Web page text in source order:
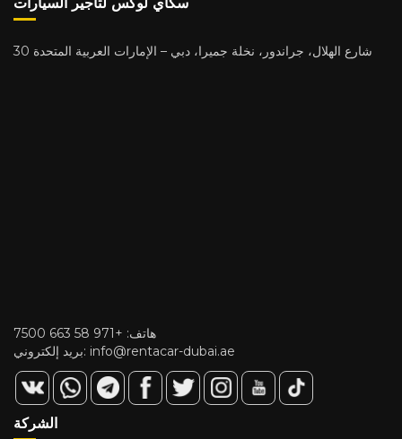
30 شارع الهلال، جراندور، نخلة جميرا، دبي – الإمارات العربية المتحدة
هاتف: +971 58 663 7500
بريد إلكتروني: info@rentacar-dubai.ae
الشركة